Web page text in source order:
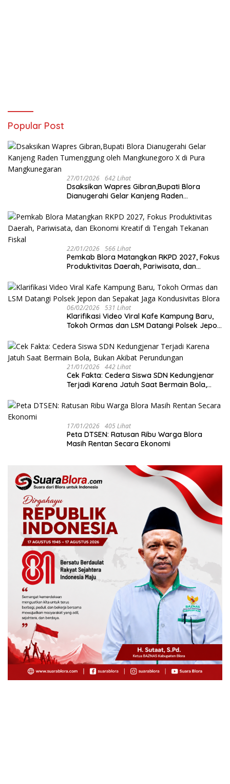
Popular Post
27/01/2026 642 Lihat
‎Dsaksikan Wapres Gibran,Bupati Blora
Dianugerahi Gelar Kanjeng Raden
Mangkunegaran
22/01/2026 566 Lihat
‎Pemkab Blora Matangkan RKPD 2027, Fokus
Produktivitas Daerah, Pariwisata, dan
06/02/2026 531 Lihat
‎Klarifikasi Video Viral Kafe Kampung Baru,
Tokoh Ormas dan LSM Datangi Polsek Jepon
21/01/2026 442 Lihat
Cek Fakta: Cedera Siswa SDN Kedungjenar
Terjadi Karena Jatuh Saat Bermain Bola,
17/01/2026 405 Lihat
‎Peta DTSEN: Ratusan Ribu Warga Blora
Masih Rentan Secara Ekonomi